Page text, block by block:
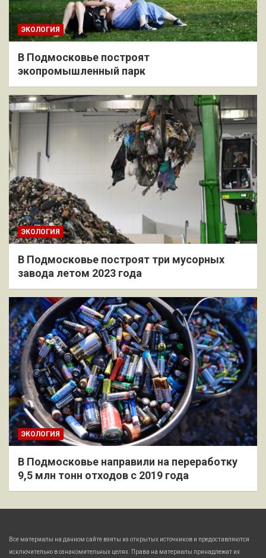
ЭКОЛОГИЯ
В Подмосковье построят
экопромышленный парк
ЭКОЛОГИЯ
В Подмосковье построят три мусорных
завода летом 2023 года
ЭКОЛОГИЯ
В Подмосковье направили на переработку
9,5 млн тонн отходов с 2019 года
Все материалы на данном сайте взяты из открытых источников и предоставляются
исключительно в ознакомительных целях. Права на материалы принадлежат их